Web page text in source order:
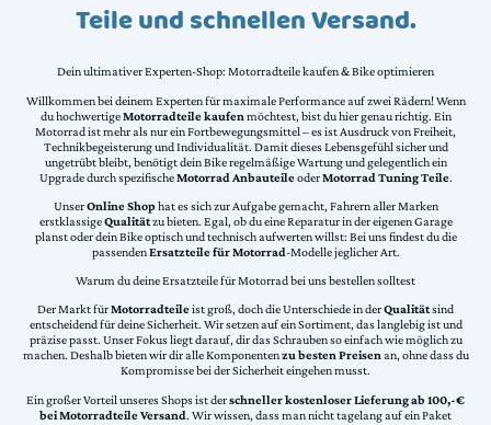
Teile und schnellen Versand.
Dein ultimativer Experten-Shop: Motorradteile kaufen & Bike optimieren
Willkommen bei deinem Experten für maximale Performance auf zwei Rädern! Wenn
du hochwertigeMotorradteile kaufen möchtest, bist du hier genau richtig. Ein
Motorrad ist mehr als nur ein Fortbewegungsmittel – es ist Ausdruck von Freiheit,
Technikbegeisterung und Individualität. Damit dieses Lebensgefühl sicher und
ungetrübt bleibt, benötigt dein Bike regelmäßige Wartung und gelegentlich ein
Upgrade durch spezifischeMotorrad AnbauteileoderMotorrad Tuning Teile.
UnserOnline Shophat es sich zur Aufgabe gemacht, Fahrern aller Marken
erstklassigeQualitätzu bieten. Egal, ob du eine Reparatur in der eigenen Garage
planst oder dein Bike optisch und technisch aufwerten willst: Bei uns findest du die
passendenErsatzteile für Motorrad-Modelle jeglicher Art.
Warum du deine Ersatzteile für Motorrad bei uns bestellen solltest
Der Markt fürMotorradteileist groß, doch die Unterschiede in derQualitätsind
entscheidend für deine Sicherheit. Wir setzen auf ein Sortiment, das langlebig ist und
präzise passt. Unser Fokus liegt darauf, dir das Schrauben so einfach wie möglich zu
machen. Deshalb bieten wir dir alle Komponentenzu besten Preisenan, ohne dass du
Kompromisse bei der Sicherheit eingehen musst.
Ein großer Vorteil unseres Shops ist derschneller kostenloser Lieferung ab 100,-€
bei Motorradteile Versand. Wir wissen, dass man nicht tagelang auf ein Paket